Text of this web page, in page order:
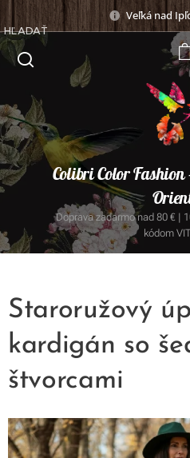
Veľká nad
Colibri Color Fashion
Doprava zadarmo nad 80 € |
kódom
HĽADAŤ
Staroružový
kardigán so
štvorcami